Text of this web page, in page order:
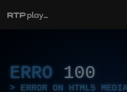
ERRO 100
ERROR ON HTML5